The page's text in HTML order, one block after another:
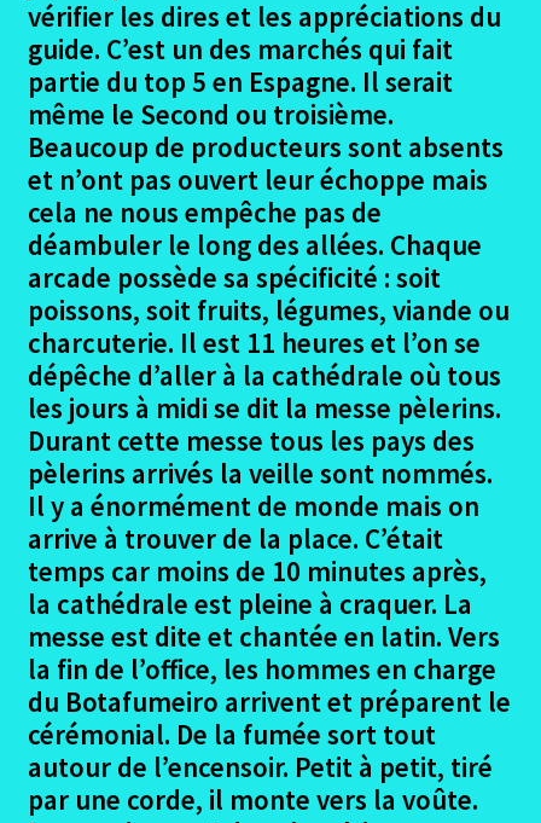
enfant
Le projet Madrid
Les Participants Madrid
Le trajet Madrid
le
menu
Alès – Madrid
Madrid – Mataelpino
Mataelpino – Segovie
Segovie – Coca
Coca – Simancas
Simancas – Villalon de Campos
Villalon de campos puente villarente photos
Puentevillarente – Rabanal del Camino
Rabanal del Camino – Vega de Valcarce
Vega de Valcarce – Rente
vérifier les dires et les appréciations du
guide. C’est un des marchés qui fait
partie du top 5 en Espagne. Il serait
même le Second ou troisième.
Beaucoup de producteurs sont absents
et n’ont pas ouvert leur échoppe mais
cela ne nous empêche pas de
déambuler le long des allées. Chaque
arcade possède sa spécificité : soit
poissons, soit fruits, légumes, viande ou
charcuterie. Il est 11 heures et l’on se
dépêche d’aller à la cathédrale où tous
les jours à midi se dit la messe pèlerins.
Durant cette messe tous les pays des
pèlerins arrivés la veille sont nommés.
Il y a énormément de monde mais on
arrive à trouver de la place. C’était
temps car moins de 10 minutes après,
la cathédrale est pleine à craquer. La
messe est dite et chantée en latin. Vers
la fin de l’office, les hommes en charge
du Botafumeiro arrivent et préparent le
cérémonial. De la fumée sort tout
autour de l’encensoir. Petit à petit, tiré
par une corde, il monte vers la voûte.